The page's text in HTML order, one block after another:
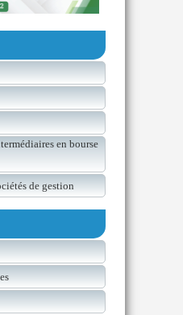
en bourse
de gestion